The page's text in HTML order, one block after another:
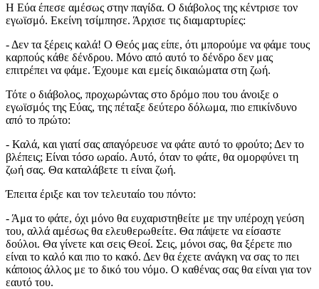
Η Εύα έπεσε αμέσως στην παγίδα. Ο διάβολος της κέντρισε τον
εγωϊσμό. Εκείνη τσίμπησε. Άρχισε τις διαμαρτυρίες:
- Δεν τα ξέρεις καλά! Ο Θεός μας είπε, ότι μπορούμε να φάμε τους
καρπούς κάθε δένδρου. Μόνο από αυτό το δένδρο δεν μας
επιτρέπει να φάμε. Έχουμε και εμείς δικαιώματα στη ζωή.
Τότε ο διάβολος, προχωρώντας στο δρόμο που του άνοιξε ο
εγωϊσμός της Εύας, της πέταξε δεύτερο δόλωμα, πιο επικίνδυνο
από το πρώτο:
- Καλά, και γιατί σας απαγόρευσε να φάτε αυτό το φρούτο; Δεν το
βλέπεις; Είναι τόσο ωραίο. Αυτό, όταν το φάτε, θα ομορφύνει τη
ζωή σας. Θα καταλάβετε τι είναι ζωή.
Έπειτα έριξε και τον τελευταίο του πόντο:
- Άμα το φάτε, όχι μόνο θα ευχαριστηθείτε με την υπέροχη γεύση
του, αλλά αμέσως θα ελευθερωθείτε. Θα πάψετε να είσαστε
δούλοι. Θα γίνετε και σεις Θεοί. Σεις, μόνοι σας, θα ξέρετε πιο
είναι το καλό και πιο το κακό. Δεν θα έχετε ανάγκη να σας το πει
κάποιος άλλος με το δικό του νόμο. Ο καθένας σας θα είναι για τον
εαυτό του.